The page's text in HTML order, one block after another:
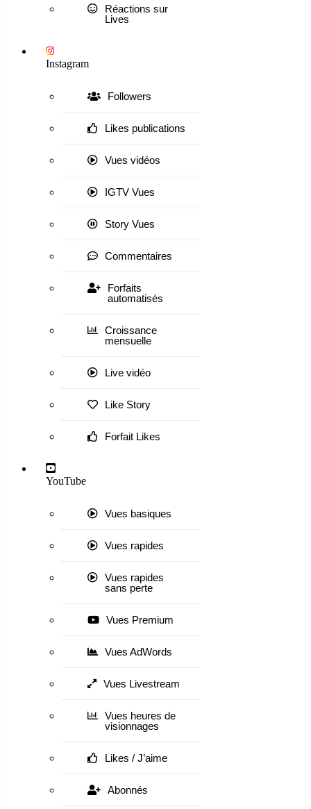
Réactions sur
Lives
Instagram
Followers
Likes publications
Vues vidéos
IGTV Vues
Story Vues
Commentaires
Forfaits
automatisés
Croissance
mensuelle
Live vidéo
Like Story
Forfait Likes
YouTube
Vues basiques
Vues rapides
Vues rapides
sans perte
Vues Premium
Vues AdWords
Vues Livestream
Vues heures de
visionnages
Likes / J’aime
Abonnés